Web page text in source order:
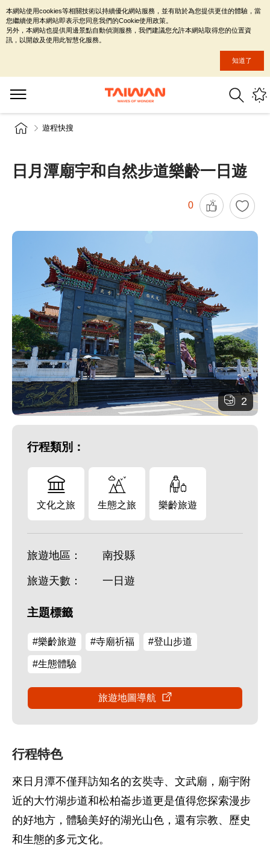
遊程快搜
日月潭廟宇和自然步道樂齡一日遊
0
2
行程類別：
文化之旅 生態之旅 樂齡旅遊
旅遊地區： 南投縣
旅遊天數： 一日遊
主題標籤
#樂齡旅遊 #寺廟祈福 #登山步道
#生態體驗
旅遊地圖導航
行程特色
來日月潭不僅拜訪知名的玄奘寺、文武廟，廟宇附
近的大竹湖步道和松柏崙步道更是值得您探索漫步
的好地方，體驗美好的湖光山色，還有宗教、歷史
和生態的多元文化。
本網站使用cookies等相關技術以持續優化網站服務，並有助於為您提供更佳的體驗，當
您繼續使用本網站即表示您同意我們的Cookie使用政策。
另外，本網站也提供周邊景點自動偵測服務，我們建議您允許本網站取得您的位置資
訊，以開啟及使用此智慧化服務。
知道了